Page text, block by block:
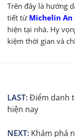
Trên đây là hướng
tiết từ Michelin An
hiện tại nhà. Hy
kiệm thời gian và
LAST:Điểm danh
hiện nay
NEXT: Khám phá